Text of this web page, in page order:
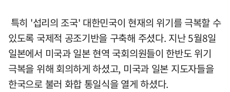
특히 '섭리의 조국' 대한민국이 현재의 위기를 극복할 수
있도록 국제적 공조기반을 구축해 주셨다. 지난 5월8일
일본에서 미국과 일본 현역 국회의원들이 한반도 위기
극복을 위해 회의하게 하셨고, 미국과 일본 지도자들을
한국으로 불러 화합 통일식을 열게 하셨다.